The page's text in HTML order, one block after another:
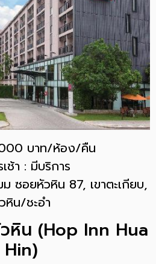
บาท/ห้อง/คืน
เช้า : มีบริการ
ซอยหัวหิน 87, เขาตะเกียบ,
หิน/ชะอำ
หิน (Hop Inn Hua
Hin)